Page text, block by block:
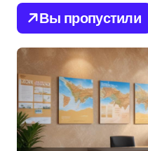
Вы пропустили